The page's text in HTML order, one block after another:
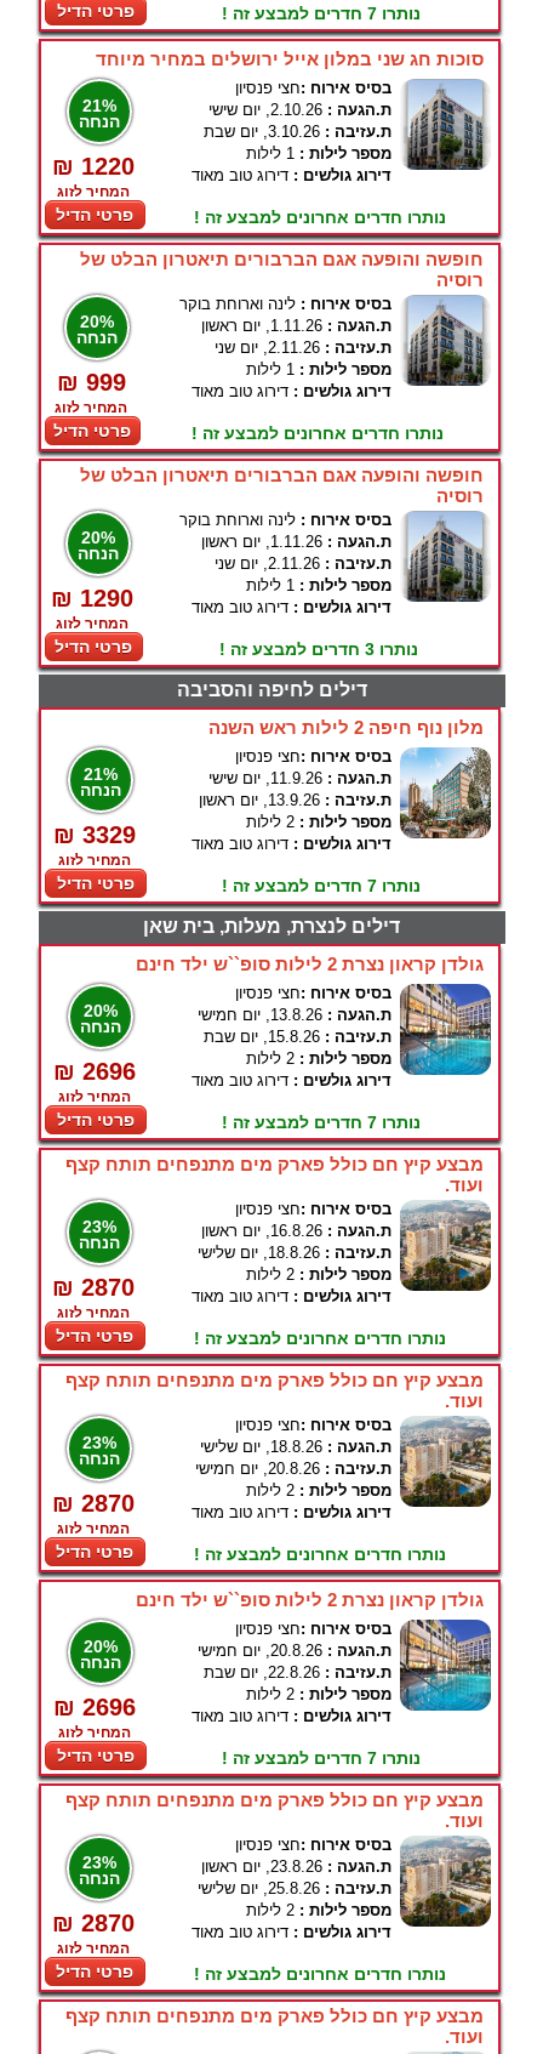
פרטי הדיל נותרו 7 חדרים למבצע זה !
סוכות חג שני במלון אייל ירושלים במחיר מיוחד
21%
הנחה
₪ 1220
המחיר לזוג
פרטי הדיל
בסיס אירוח :חצי פנסיון
ת.הגעה : 2.10.26, יום שישי
ת.עזיבה : 3.10.26, יום שבת
מספר לילות : 1 לילות
דירוג גולשים : דירוג טוב מאוד
נותרו חדרים אחרונים למבצע זה !
חופשה והופעה אגם הברבורים תיאטרון הבלט של
רוסיה
20%
הנחה
₪ 999
המחיר לזוג
פרטי הדיל
בסיס אירוח : לינה וארוחת בוקר
ת.הגעה : 1.11.26, יום ראשון
ת.עזיבה : 2.11.26, יום שני
מספר לילות : 1 לילות
דירוג גולשים : דירוג טוב מאוד
נותרו חדרים אחרונים למבצע זה !
חופשה והופעה אגם הברבורים תיאטרון הבלט של
רוסיה
20%
הנחה
₪ 1290
המחיר לזוג
פרטי הדיל
בסיס אירוח : לינה וארוחת בוקר
ת.הגעה : 1.11.26, יום ראשון
ת.עזיבה : 2.11.26, יום שני
מספר לילות : 1 לילות
דירוג גולשים : דירוג טוב מאוד
נותרו 3 חדרים למבצע זה !
דילים לחיפה והסביבה
מלון נוף חיפה 2 לילות ראש השנה
21%
הנחה
₪ 3329
המחיר לזוג
פרטי הדיל
בסיס אירוח :חצי פנסיון
ת.הגעה : 11.9.26, יום שישי
ת.עזיבה : 13.9.26, יום ראשון
מספר לילות : 2 לילות
דירוג גולשים : דירוג טוב מאוד
נותרו 7 חדרים למבצע זה !
דילים לנצרת, מעלות, בית שאן
גולדן קראון נצרת 2 לילות סופ``ש ילד חינם
20%
הנחה
₪ 2696
המחיר לזוג
פרטי הדיל
בסיס אירוח :חצי פנסיון
ת.הגעה : 13.8.26, יום חמישי
ת.עזיבה : 15.8.26, יום שבת
מספר לילות : 2 לילות
דירוג גולשים : דירוג טוב מאוד
נותרו 7 חדרים למבצע זה !
מבצע קיץ חם כולל פארק מים מתנפחים תותח קצף
ועוד.
23%
הנחה
₪ 2870
המחיר לזוג
פרטי הדיל
בסיס אירוח :חצי פנסיון
ת.הגעה : 16.8.26, יום ראשון
ת.עזיבה : 18.8.26, יום שלישי
מספר לילות : 2 לילות
דירוג גולשים : דירוג טוב מאוד
נותרו חדרים אחרונים למבצע זה !
מבצע קיץ חם כולל פארק מים מתנפחים תותח קצף
ועוד.
23%
הנחה
₪ 2870
המחיר לזוג
פרטי הדיל
בסיס אירוח :חצי פנסיון
ת.הגעה : 18.8.26, יום שלישי
ת.עזיבה : 20.8.26, יום חמישי
מספר לילות : 2 לילות
דירוג גולשים : דירוג טוב מאוד
נותרו חדרים אחרונים למבצע זה !
גולדן קראון נצרת 2 לילות סופ``ש ילד חינם
20%
הנחה
₪ 2696
המחיר לזוג
פרטי הדיל
בסיס אירוח :חצי פנסיון
ת.הגעה : 20.8.26, יום חמישי
ת.עזיבה : 22.8.26, יום שבת
מספר לילות : 2 לילות
דירוג גולשים : דירוג טוב מאוד
נותרו 7 חדרים למבצע זה !
מבצע קיץ חם כולל פארק מים מתנפחים תותח קצף
ועוד.
23%
הנחה
₪ 2870
המחיר לזוג
פרטי הדיל
בסיס אירוח :חצי פנסיון
ת.הגעה : 23.8.26, יום ראשון
ת.עזיבה : 25.8.26, יום שלישי
מספר לילות : 2 לילות
דירוג גולשים : דירוג טוב מאוד
נותרו חדרים אחרונים למבצע זה !
מבצע קיץ חם כולל פארק מים מתנפחים תותח קצף
ועוד.